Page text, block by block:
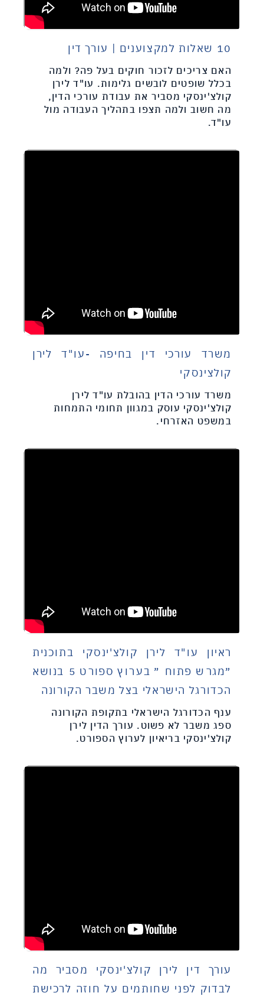
10 שאלות למקצוענים | עורך דין
האם צריכים לזכור חוקים בעל פה? ולמה
בכלל שופטים לובשים גלימות. עו"ד לירן
קולצ'ינסקי מסביר את עבודת עורכי הדין,
מה חשוב ולמה תצפו בתהליך העבודה מול
עו"ד.
משרד עורכי דין בחיפה -עו"ד לירן
קולצינסקי
משרד עורכי הדין בהובלת עו"ד לירן
קולצ'ינסקי עוסק במגוון תחומי התמחות
במשפט האזרחי.
ראיון עו"ד לירן קולצ'ינסקי בתוכנית
״מגרש פתוח ״ בערוץ ספורט 5 בנושא
הכדורגל הישראלי בצל משבר הקורונה
ענף הכדורגל הישראלי בתקופת הקורונה
ספג משבר לא פשוט. עורך הדין לירן
קולצ'ינסקי בריאיון לערוץ הספורט.
עורך דין לירן קולצ'ינסקי מסביר מה
לבדוק לפני שחותמים על חוזה לרכישת